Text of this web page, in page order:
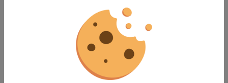
Recente vacatures